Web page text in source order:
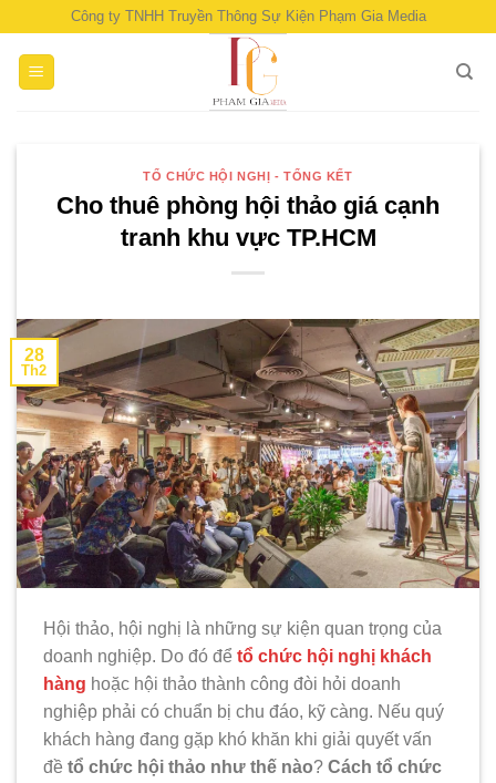
content
Công ty TNHH Truyền Thông Sự Kiện Phạm Gia Media
TỔ CHỨC HỘI NGHỊ - TỔNG KẾT
Cho thuê phòng hội thảo giá cạnh
tranh khu vực TP.HCM
28
Th2
Hội thảo, hội nghị là những sự kiện quan trọng của
doanh nghiệp. Do đó để tổ chức hội nghị khách
hàng hoặc hội thảo thành công đòi hỏi doanh
nghiệp phải có chuẩn bị chu đáo, kỹ càng. Nếu quý
khách hàng đang gặp khó khăn khi giải quyết vấn
đề tổ chức hội thảo như thế nào? Cách tổ chức